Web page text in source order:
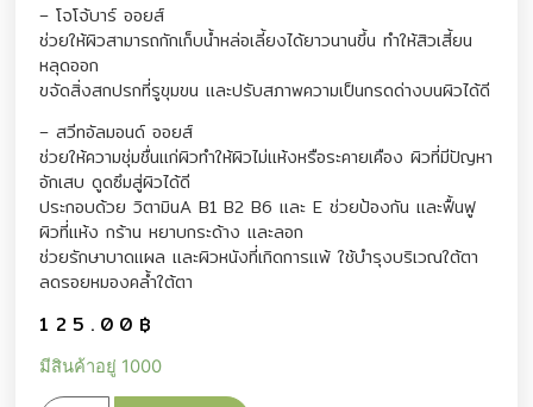
– โจโจ้บาร์ ออยส์
ช่วยให้ผิวสามารถกักเก็บน้ำหล่อเลี้ยงได้ยาวนานขึ้น ทำให้สิวเสี้ยน
หลุดออก
ขจัดสิ่งสกปรกที่รูขุมขน และปรับสภาพความเป็นกรดด่างบนผิวได้ดี
– สวีทอัลมอนด์ ออยส์
ช่วยให้ความชุ่มชื่นแก่ผิวทำให้ผิวไม่แห้งหรือระคายเคือง ผิวที่มีปัญหา
อักเสบ ดูดซึมสู่ผิวได้ดี
ประกอบด้วย วิตามินA B1 B2 B6 และ E ช่วยป้องกัน และฟื้นฟู
ผิวที่แห้ง กร้าน หยาบกระด้าง และลอก
ช่วยรักษาบาดแผล และผิวหนังที่เกิดการแพ้ ใช้บำรุงบริเวณใต้ตา
ลดรอยหมองคล้ำใต้ตา
125.00 ฿
มีสินค้าอยู่ 1000